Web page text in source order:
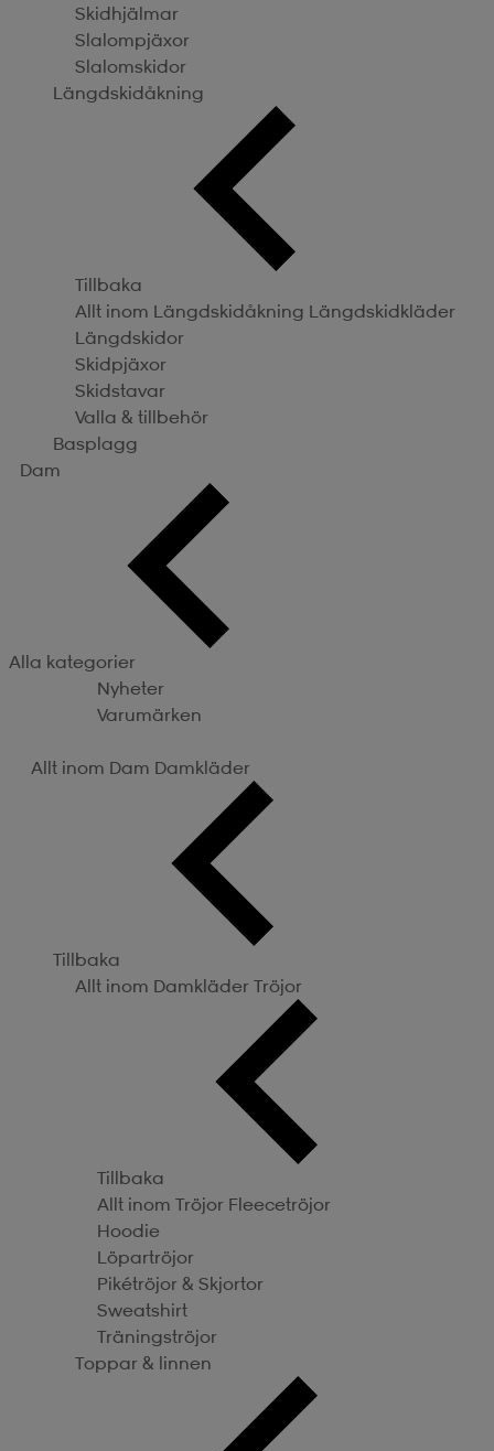
Skidhjälmar
Slalompjäxor
Slalomskidor
Längdskidåkning
Tillbaka
Allt inom Längdskidåkning Längdskidkläder
Längdskidor
Skidpjäxor
Skidstavar
Valla & tillbehör
Basplagg
Dam
Alla kategorier
Nyheter
Varumärken
Allt inom Dam Damkläder
Tillbaka
Allt inom Damkläder Tröjor
Tillbaka
Allt inom Tröjor Fleecetröjor
Hoodie
Löpartröjor
Pikétröjor & Skjortor
Sweatshirt
Träningströjor
Toppar & linnen